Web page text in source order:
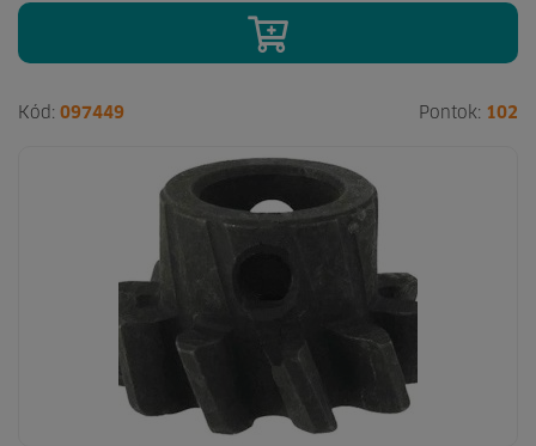
Kód: 097449 Pontok: 102